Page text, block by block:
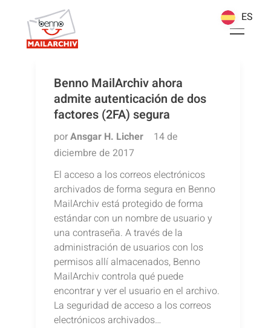
Benno MailArchiv ahora
admite autenticación de dos
factores (2FA) segura
porAnsgar H. Licher
14 de
diciembre de 2017
El acceso a los correos electrónicos
archivados de forma segura en Benno
MailArchiv está protegido de forma
estándar con un nombre de usuario y
una contraseña. A través de la
administración de usuarios con los
permisos allí almacenados, Benno
MailArchiv controla qué puede
encontrar y ver el usuario en el archivo.
La seguridad de acceso a los correos
electrónicos archivados…
ES
ES